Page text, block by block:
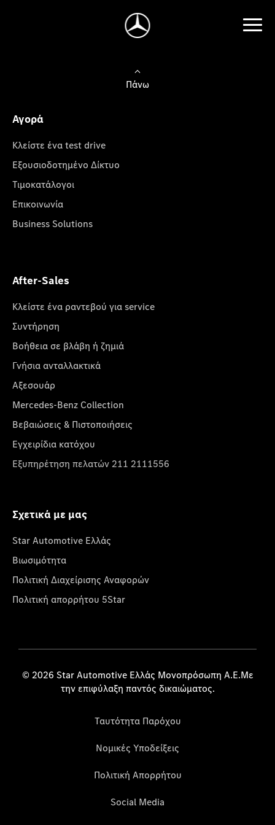
Πάνω
Αγορά
Κλείστε ένα test drive
Εξουσιοδοτημένο Δίκτυο
Τιμοκατάλογοι
Επικοινωνία
Business Solutions
After-Sales
Κλείστε ένα ραντεβού για service
Συντήρηση
Βοήθεια σε βλάβη ή ζημιά
Γνήσια ανταλλακτικά
Αξεσουάρ
Mercedes-Benz Collection
Βεβαιώσεις & Πιστοποιήσεις
Εγχειρίδια κατόχου
Εξυπηρέτηση πελατών 211 2111556
Σχετικά με μας
Star Automotive Ελλάς
Βιωσιμότητα
Πολιτική Διαχείρισης Αναφορών
Πολιτική απορρήτου 5Star
© 2026 Star Automotive Ελλάς Μονοπρόσωπη Α.Ε.Με
την επιφύλαξη παντός δικαιώματος.
Ταυτότητα Παρόχου
Νομικές Υποδείξεις
Πολιτική Απορρήτου
Social Media